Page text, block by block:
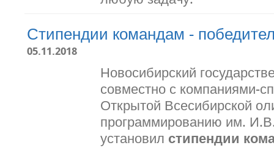
Стипендии командам -
05.11.2018
Новосибирский
совместно с компаниями-
Открытой Всесибирской
программированию им.
установил стипендии